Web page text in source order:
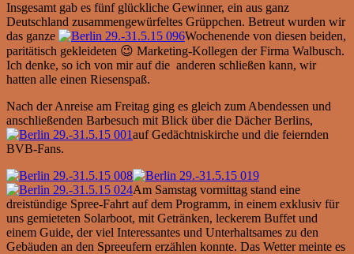
Insgesamt gab es fünf glückliche Gewinner, ein aus ganz
Deutschland zusammengewürfeltes Grüppchen. Betreut wurden wir
das ganze
Wochenende von diesen beiden,
paritätisch gekleideten 😉 Marketing-Kollegen der Firma Walbusch.
Ich denke, so ich von mir auf die anderen schließen kann, wir
hatten alle einen Riesenspaß.
Nach der Anreise am Freitag ging es gleich zum Abendessen und
anschließenden Barbesuch mit Blick über die Dächer Berlins,
auf Gedächtniskirche und die feiernden
BVB-Fans.
Am Samstag vormittag stand eine
dreistündige Spree-Fahrt auf dem Programm, in einem exklusiv für
uns gemieteten Solarboot, mit Getränken, leckerem Buffet und
einem Guide, der viel Interessantes und Unterhaltsames zu den
Gebäuden an den Spreeufern erzählen konnte. Das Wetter meinte es